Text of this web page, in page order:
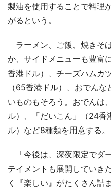
製油を使用することで料理
がるという。
ラーメン、ご飯、焼きそ
か、サイドメニューも豊富
香港ドル）、チーズハムカ
（65香港ドル）、おでん
いものもそろう。おでんは
ル）、「だいこん」（24香
ル）など8種類を用意する。
「今後は、深夜限定でダ
テイメントも展開していき
く『楽しい』がたくさん詰